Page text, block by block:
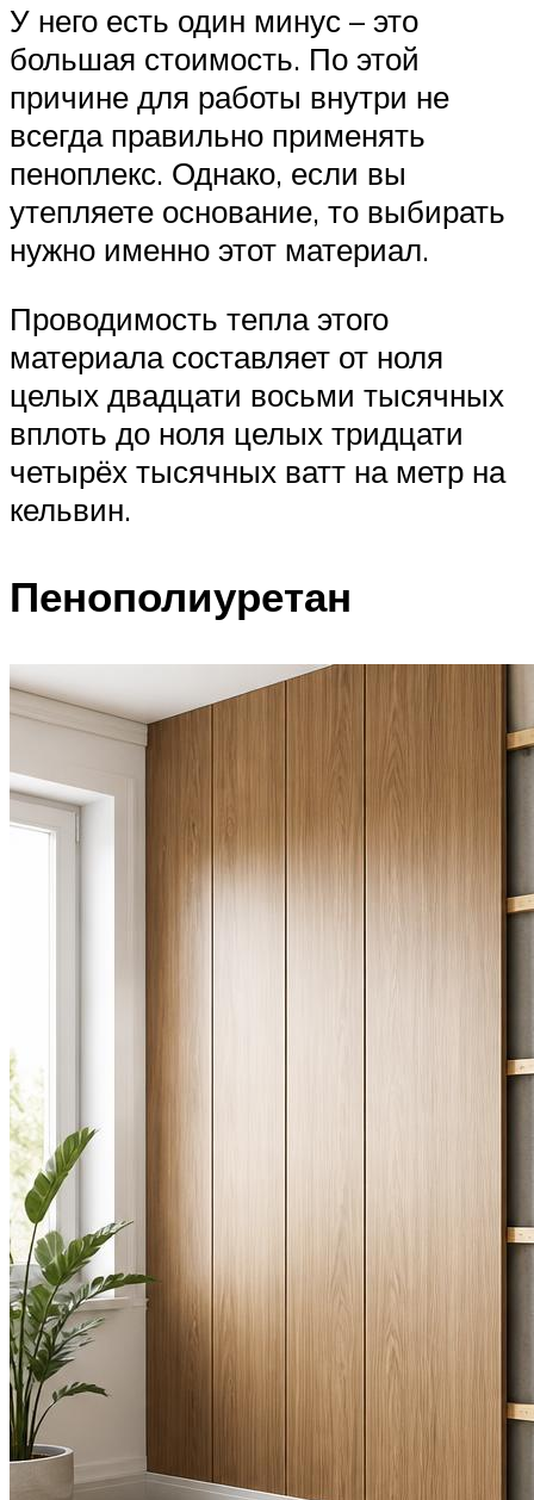
У него есть один минус – это
большая стоимость. По этой
причине для работы внутри не
всегда правильно применять
пеноплекс. Однако, если вы
утепляете основание, то выбирать
нужно именно этот материал.
Проводимость тепла этого
материала составляет от ноля
целых двадцати восьми тысячных
вплоть до ноля целых тридцати
четырёх тысячных ватт на метр на
кельвин.
Пенополиуретан